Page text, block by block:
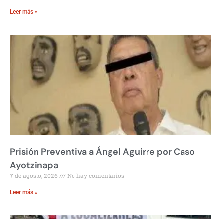
Leer más »
Prisión Preventiva a Ángel Aguirre por Caso
Ayotzinapa
7 de agosto, 2026 No hay comentarios
Leer más »